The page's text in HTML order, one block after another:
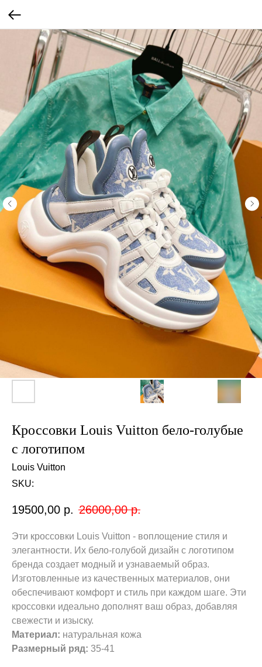
Кроссовки Louis Vuitton бело-голубые
с логотипом
Louis Vuitton
SKU:
19500,00 р. 26000,00 р.
Эти кроссовки Louis Vuitton - воплощение стиля и
элегантности. Их бело-голубой дизайн с логотипом
бренда создает модный и узнаваемый образ.
Изготовленные из качественных материалов, они
обеспечивают комфорт и стиль при каждом шаге. Эти
кроссовки идеально дополнят ваш образ, добавляя
свежести и изыску.
Материал: натуральная кожа
Размерный ряд: 35-41